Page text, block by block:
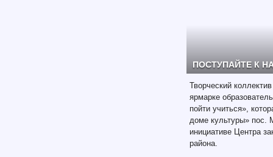
ПОСТУПАЙТЕ К
Творческий
ярмарке
пойти учиться»,
доме культуры» пос.
инициативе Центра
района.